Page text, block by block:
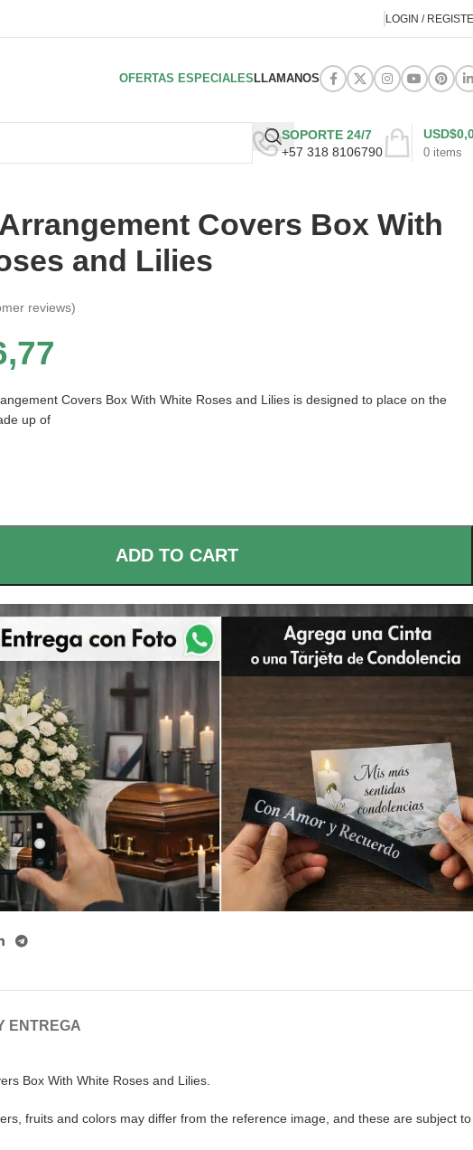
LOGIN /
OFERTAS ESPECIALES LLAMANOS
SOPORTE 24/7
+57 318 8106790
0 items
USD$
Covers Box With
and Lilies
reviews)
Covers Box With White Roses and Lilies is designed to place on the
up of
ADD TO CART
ENTREGA
Box With White Roses and Lilies.
fruits and colors may differ from the reference image, and these are subject to